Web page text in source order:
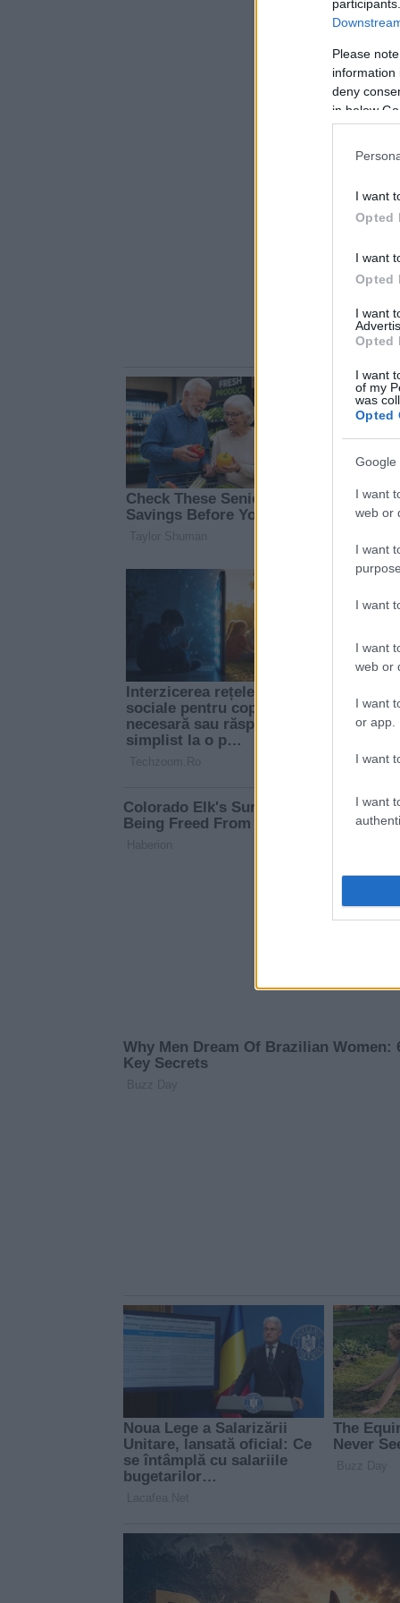
Please
information
deny
in below
I want
Opted
I want
Opted
I want
Opted
I want
of my
was
Opted
Google
I want
web or
I want
I want
I want
web or
I want
or app.
I want
I want